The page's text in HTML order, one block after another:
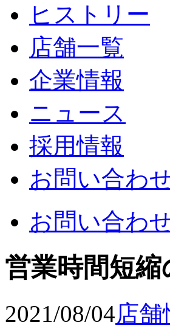
ヒストリー
店舗一覧
企業情報
ニュース
採用情報
お問い合わ
お問い合わ
営業時間短
2021/08/04店舗